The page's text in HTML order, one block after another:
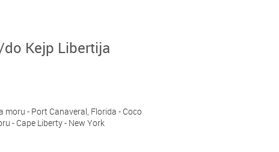
Kejp Libertija
moru - Port Canaveral, Florida - Coco
- Cape Liberty - New York